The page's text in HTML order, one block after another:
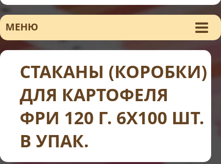
МЕНЮ
СТАКАНЫ (КОРОБКИ)
ДЛЯ КАРТОФЕЛЯ
ФРИ 120 Г. 6Х100 ШТ.
В УПАК.